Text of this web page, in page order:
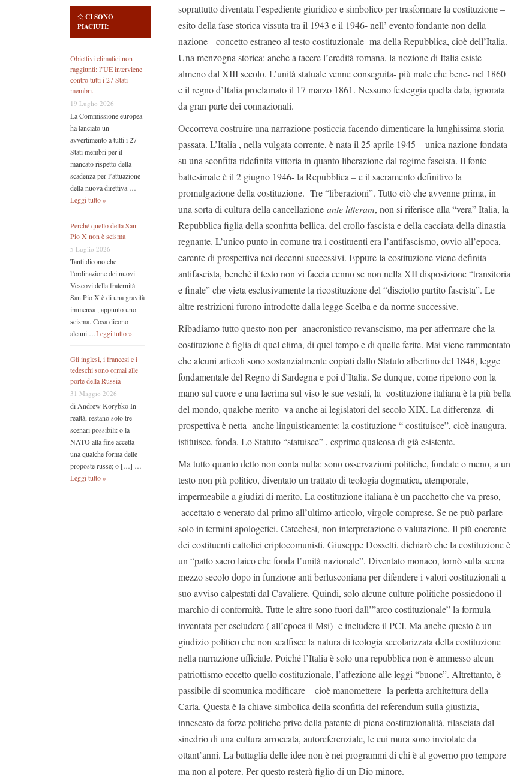
CI SONO
PIACIUTI:
Obiettivi climatici non
raggiunti: l’UE interviene
contro tutti i 27 Stati
membri.
19 Luglio 2026
La Commissione europea
ha lanciato un
avvertimento a tutti i 27
Stati membri per il
mancato rispetto della
scadenza per l’attuazione
della nuova direttiva …
Leggi tutto »
Perché quello della San
Pio X non è scisma
5 Luglio 2026
Tanti dicono che
l’ordinazione dei nuovi
Vescovi della fraternità
San Pio X è di una gravità
immensa , appunto uno
scisma. Cosa dicono
alcuni …Leggi tutto »
Gli inglesi, i francesi e i
tedeschi sono ormai alle
porte della Russia
31 Maggio 2026
di Andrew Korybko In
realtà, restano solo tre
scenari possibili: o la
NATO alla fine accetta
una qualche forma delle
proposte russe; o […] …
Leggi tutto »
soprattutto diventata l’espediente giuridico e simbolico per trasformare la costituzione –
esito della fase storica vissuta tra il 1943 e il 1946- nell’ evento fondante non della
nazione- concetto estraneo al testo costituzionale- ma della Repubblica, cioè dell’Italia.
Una menzogna storica: anche a tacere l’eredità romana, la nozione di Italia esiste
almeno dal XIII secolo. L’unità statuale venne conseguita- più male che bene- nel 1860
e il regno d’Italia proclamato il 17 marzo 1861. Nessuno festeggia quella data, ignorata
da gran parte dei connazionali.
Occorreva costruire una narrazione posticcia facendo dimenticare la lunghissima storia
passata. L’Italia , nella vulgata corrente, è nata il 25 aprile 1945 – unica nazione fondata
su una sconfitta ridefinita vittoria in quanto liberazione dal regime fascista. Il fonte
battesimale è il 2 giugno 1946- la Repubblica – e il sacramento definitivo la
promulgazione della costituzione. Tre “liberazioni”. Tutto ciò che avvenne prima, in
una sorta di cultura della cancellazione ante litteram, non si riferisce alla “vera” Italia, la
Repubblica figlia della sconfitta bellica, del crollo fascista e della cacciata della dinastia
regnante. L’unico punto in comune tra i costituenti era l’antifascismo, ovvio all’epoca,
carente di prospettiva nei decenni successivi. Eppure la costituzione viene definita
antifascista, benché il testo non vi faccia cenno se non nella XII disposizione “transitoria
e finale” che vieta esclusivamente la ricostituzione del “disciolto partito fascista”. Le
altre restrizioni furono introdotte dalla legge Scelba e da norme successive.
Ribadiamo tutto questo non per anacronistico revanscismo, ma per affermare che la
costituzione è figlia di quel clima, di quel tempo e di quelle ferite. Mai viene rammentato
che alcuni articoli sono sostanzialmente copiati dallo Statuto albertino del 1848, legge
fondamentale del Regno di Sardegna e poi d’Italia. Se dunque, come ripetono con la
mano sul cuore e una lacrima sul viso le sue vestali, la costituzione italiana è la più bella
del mondo, qualche merito va anche ai legislatori del secolo XIX. La differenza di
prospettiva è netta anche linguisticamente: la costituzione “ costituisce”, cioè inaugura,
istituisce, fonda. Lo Statuto “statuisce” , esprime qualcosa di già esistente.
Ma tutto quanto detto non conta nulla: sono osservazioni politiche, fondate o meno, a un
testo non più politico, diventato un trattato di teologia dogmatica, atemporale,
impermeabile a giudizi di merito. La costituzione italiana è un pacchetto che va preso,
accettato e venerato dal primo all’ultimo articolo, virgole comprese. Se ne può parlare
solo in termini apologetici. Catechesi, non interpretazione o valutazione. Il più coerente
dei costituenti cattolici criptocomunisti, Giuseppe Dossetti, dichiarò che la costituzione è
un “patto sacro laico che fonda l’unità nazionale”. Diventato monaco, tornò sulla scena
mezzo secolo dopo in funzione anti berlusconiana per difendere i valori costituzionali a
suo avviso calpestati dal Cavaliere. Quindi, solo alcune culture politiche possiedono il
marchio di conformità. Tutte le altre sono fuori dall’”arco costituzionale” la formula
inventata per escludere ( all’epoca il Msi) e includere il PCI. Ma anche questo è un
giudizio politico che non scalfisce la natura di teologia secolarizzata della costituzione
nella narrazione ufficiale. Poiché l’Italia è solo una repubblica non è ammesso alcun
patriottismo eccetto quello costituzionale, l’affezione alle leggi “buone”. Altrettanto, è
passibile di scomunica modificare – cioè manomettere- la perfetta architettura della
Carta. Questa è la chiave simbolica della sconfitta del referendum sulla giustizia,
innescato da forze politiche prive della patente di piena costituzionalità, rilasciata dal
sinedrio di una cultura arroccata, autoreferenziale, le cui mura sono inviolate da
ottant’anni. La battaglia delle idee non è nei programmi di chi è al governo pro tempore
ma non al potere. Per questo resterà figlio di un Dio minore.